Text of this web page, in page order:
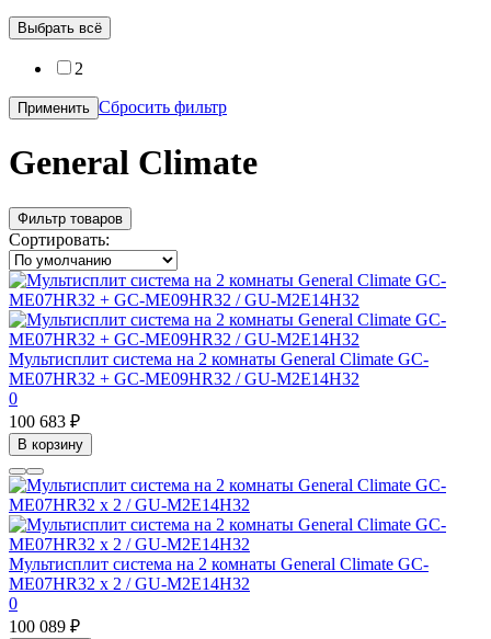
Выбрать всё
2
Применить Сбросить фильтр
General Climate
Фильтр товаров
Сортировать:
Мультисплит система на 2 комнаты General Climate GC-
ME07HR32 + GC-ME09HR32 / GU-M2E14H32
0
100 683 ₽
В корзину
Мультисплит система на 2 комнаты General Climate GC-
ME07HR32 x 2 / GU-M2E14H32
0
100 089 ₽